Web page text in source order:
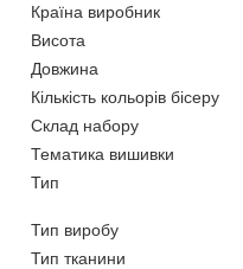
Країна виробник
Висота
Довжина
Кількість кольорів бісеру
Склад набору
Тематика вишивки
Тип
Тип виробу
Тип тканини